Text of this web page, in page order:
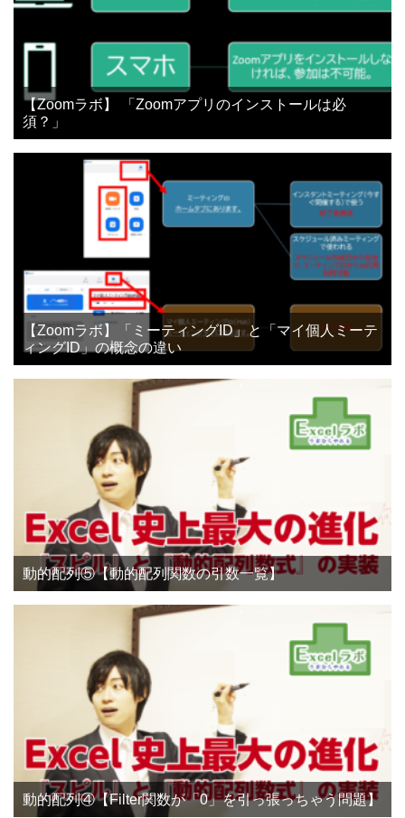
【Zoomラボ】 「Zoomアプリのインストールは必
須？」
【Zoomラボ】「ミーティングID」と「マイ個人ミーテ
ィングID」の概念の違い
動的配列⑤【動的配列関数の引数一覧】
動的配列④【Filter関数が「0」を引っ張っちゃう問題】